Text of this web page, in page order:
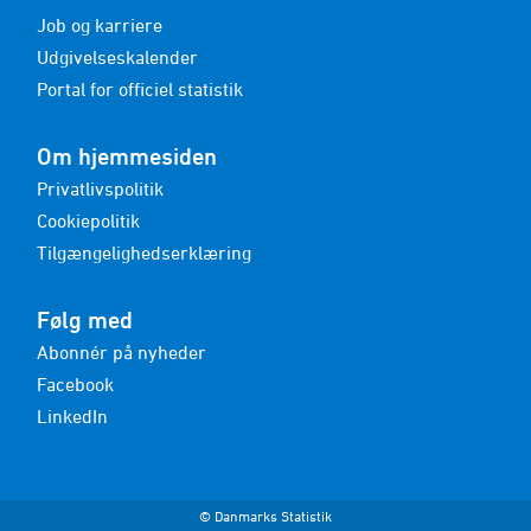
Job og karriere
Udgivelseskalender
Portal for officiel statistik
Om hjemmesiden
Privatlivspolitik
Cookiepolitik
Tilgængelighedserklæring
Følg med
Abonnér på nyheder
Facebook
LinkedIn
© Danmarks Statistik